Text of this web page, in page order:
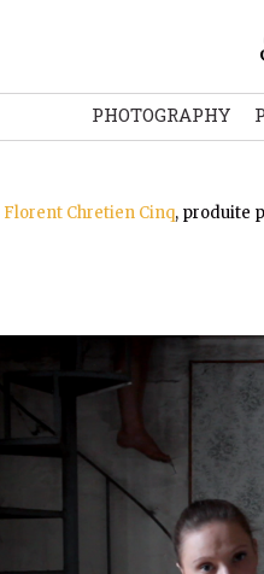
PHOTOGRAPHY
Florent Chretien Cinq, produite